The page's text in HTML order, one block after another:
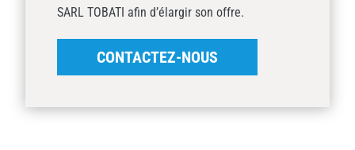
SARL TOBATI afin d’élargir son offre.
CONTACTEZ-NOUS